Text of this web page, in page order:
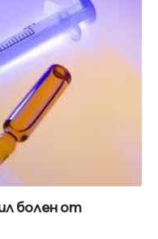
болен от